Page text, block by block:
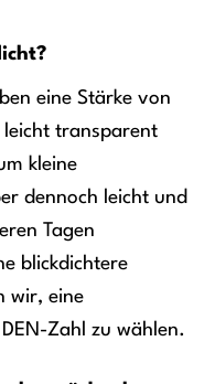
eine Stärke von
leicht transparent
kleine
dennoch leicht und
Tagen
blickdichtere
wir, eine
Zahl zu wählen.